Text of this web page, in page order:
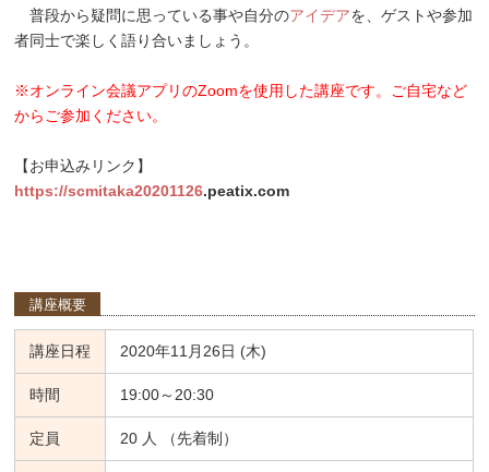
普段から疑問に思っている事や自分のアイデアを、ゲストや参加
者同士で楽しく語り合いましょう。
※オンライン会議アプリのZoomを使用した講座です。ご自宅など
からご参加ください。
【お申込みリンク】
https://scmitaka20201126.peatix.com
講座概要
講座日程 2020年11月26日 (木)
時間 19:00～20:30
定員 20 人 （先着制）